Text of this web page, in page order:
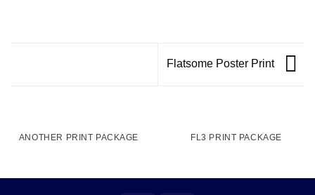
Flatsome Poster Print
ANOTHER PRINT PACKAGE FL3 PRINT PACKAGE